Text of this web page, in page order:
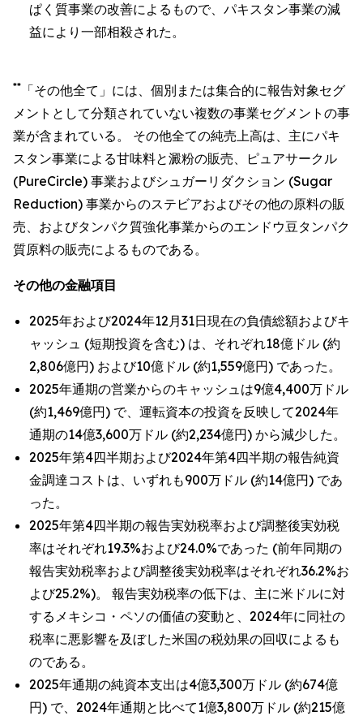
ぱく質事業の改善によるもので、パキスタン事業の減
益により一部相殺された。
** 「その他全て」には、個別または集合的に報告対象セグ
メントとして分類されていない複数の事業セグメントの事
業が含まれている。 その他全ての純売上高は、主にパキ
スタン事業による甘味料と澱粉の販売、ピュアサークル
(PureCircle) 事業およびシュガーリダクション (Sugar
Reduction) 事業からのステビアおよびその他の原料の販
売、およびタンパク質強化事業からのエンドウ豆タンパク
質原料の販売によるものである。
その他の金融項目
2025年および2024年12月31日現在の負債総額およびキ
ャッシュ (短期投資を含む) は、それぞれ18億ドル (約
2,806億円) および10億ドル (約1,559億円) であった。
2025年通期の営業からのキャッシュは9億4,400万ドル
(約1,469億円) で、運転資本の投資を反映して2024年
通期の14億3,600万ドル (約2,234億円) から減少した。
2025年第4四半期および2024年第4四半期の報告純資
金調達コストは、いずれも900万ドル (約14億円) であ
った。
2025年第4四半期の報告実効税率および調整後実効税
率はそれぞれ19.3%および24.0%であった (前年同期の
報告実効税率および調整後実効税率はそれぞれ36.2%お
よび25.2%)。 報告実効税率の低下は、主に米ドルに対
するメキシコ・ペソの価値の変動と、2024年に同社の
税率に悪影響を及ぼした米国の税効果の回収によるも
のである。
2025年通期の純資本支出は4億3,300万ドル (約674億
円) で、2024年通期と比べて1億3,800万ドル (約215億